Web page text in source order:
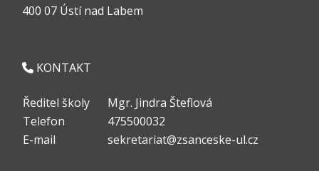
400 07 Ústí nad Labem
KONTAKT
Ředitel školy
Mgr. Jindra Šteflová
Telefon
475500032
E-mail
sekretariat@zsanceske-ul.cz